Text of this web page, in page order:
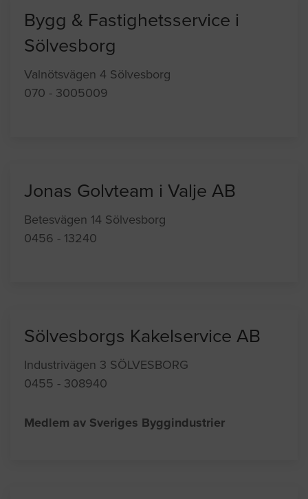
Bygg & Fastighetsservice i
Sölvesborg
Valnötsvägen 4 Sölvesborg
070 - 3005009
Jonas Golvteam i Valje AB
Betesvägen 14 Sölvesborg
0456 - 13240
Sölvesborgs Kakelservice AB
Industrivägen 3 SÖLVESBORG
0455 - 308940
Medlem av Sveriges Byggindustrier